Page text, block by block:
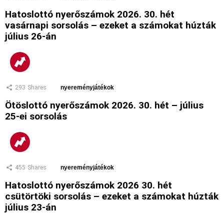
Hatoslottó nyerőszámok 2026. 30. hét
vasárnapi sorsolás – ezeket a számokat húzták
július 26-án
293 Shares nyereményjátékok
Ötöslottó nyerőszámok 2026. 30. hét – július
25-ei sorsolás
455 Shares nyereményjátékok
Hatoslottó nyerőszámok 2026 30. hét
csütörtöki sorsolás – ezeket a számokat húzták
július 23-án